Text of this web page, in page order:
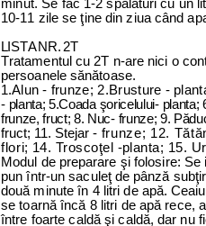
minut. Se fac 1-2 spălături cu un
10-11 zile se ţinedin ziuacând ap
LI STA N R. 2T
Tratamentul cu 2T n-are nici o con
persoanele sănătoase.
1.Alun - frunze; 2.Brusture -
- planta; 5.Coada şoricelului- planta;
frunze, fruct; 8. Nuc- frunze; 9.
fruct; 11. Stejar - frunze; 12.
flori; 14. Troscoţel -planta; 15.
Modu l depreparare şi folosire: Se
pun într-un saculeţde pânză su
două minute în 4 litri deapă. Ceaiu
se toarnăîncă 8 litri deapă rece, a
între foarte caldăşi caldă, dar nu